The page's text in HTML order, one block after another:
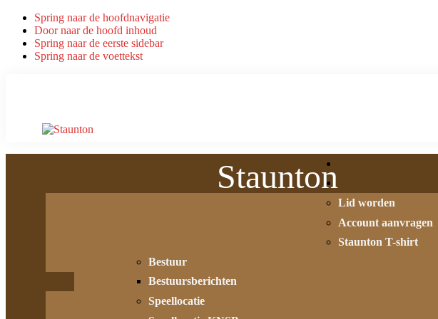
Spring naar de hoofdnavigatie
Door naar de hoofd inhoud
Spring naar de eerste sidebar
Spring naar de voettekst
Staunton
Lid worden
Account aanvragen
Staunton T-shirt
Bestuur
Bestuursberichten
Speellocatie